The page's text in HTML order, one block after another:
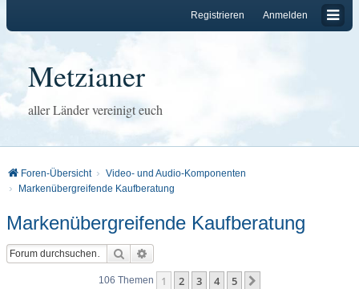
Anmelden
Registrieren
Metzianer
aller Länder vereinigt euch
Foren-Übersicht
Video- und Audio-Komponenten
Markenübergreifende Kaufberatung
Markenübergreifende Kaufberatung
Suche
106 Themen 1 2 3 4 5